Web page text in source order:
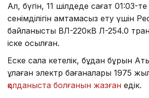
Ал, бүгін, 11 шілдеде сағат 01:03-те
сенімділігін қамтамасыз ету үшін
байланысты ВЛ-220кВ Л-254.0
іске қосылған.
Еске сала кетелік, бұдан бұрын
құлаған электр бағаналары 1975
қолданыста болғанын жазған едік.